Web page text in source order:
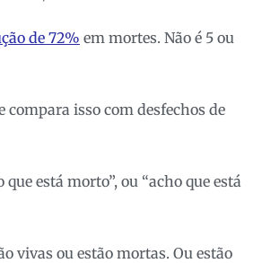
de 72% em mortes. Não é 5 ou
compara isso com desfechos de
que está morto”, ou “acho que está
vivas ou estão mortas. Ou estão